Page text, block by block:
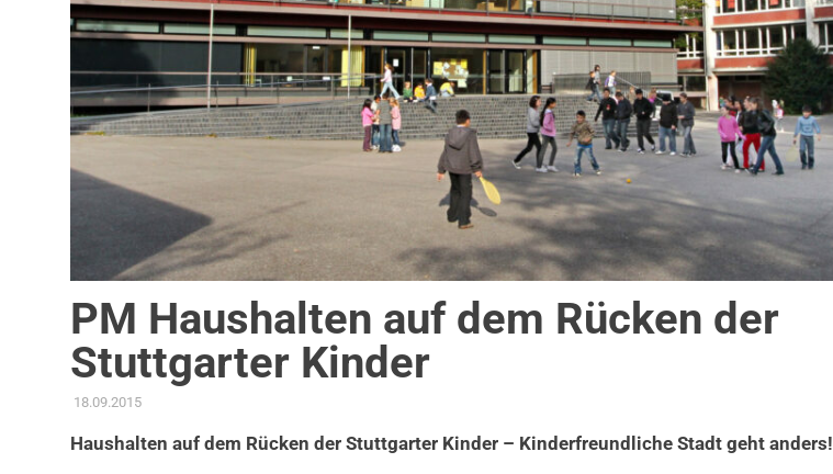
PM Haushalten auf dem Rücken der
Stuttgarter Kinder
18.09.2015ADMIN
AKTUELLES
Haushalten auf dem Rücken der Stuttgarter Kinder – Kinderfreundliche Stadt geht anders!